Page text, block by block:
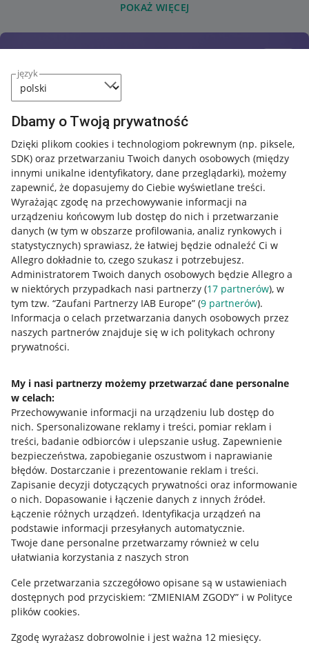
język
Dbamy o Twoją prywatność
Dzięki plikom cookies i technologiom pokrewnym (np. piksele,
SDK) oraz przetwarzaniu Twoich danych osobowych (między
innymi unikalne identyfikatory, dane przeglądarki), możemy
zapewnić, że dopasujemy do Ciebie wyświetlane treści.
Wyrażając zgodę na przechowywanie informacji na
urządzeniu końcowym lub dostęp do nich i przetwarzanie
danych (w tym w obszarze profilowania, analiz rynkowych i
statystycznych) sprawiasz, że łatwiej będzie odnaleźć Ci w
Allegro dokładnie to, czego szukasz i potrzebujesz.
Administratorem Twoich danych osobowych będzie Allegro a
w niektórych przypadkach nasi partnerzy (17 partnerów), w
tym tzw. “Zaufani Partnerzy IAB Europe” (9 partnerów).
Informacja o celach przetwarzania danych osobowych przez
naszych partnerów znajduje się w ich politykach ochrony
prywatności.
My i nasi partnerzy możemy przetwarzać dane personalne
w celach:
Przechowywanie informacji na urządzeniu lub dostęp do
nich. Spersonalizowane reklamy i treści, pomiar reklam i
treści, badanie odbiorców i ulepszanie usług. Zapewnienie
bezpieczeństwa, zapobieganie oszustwom i naprawianie
błędów. Dostarczanie i prezentowanie reklam i treści.
Zapisanie decyzji dotyczących prywatności oraz informowanie
o nich. Dopasowanie i łączenie danych z innych źródeł.
Łączenie różnych urządzeń. Identyfikacja urządzeń na
podstawie informacji przesyłanych automatycznie.
Twoje dane personalne przetwarzamy również w celu
ułatwiania korzystania z naszych stron
Cele przetwarzania szczegółowo opisane są w ustawieniach
dostępnych pod przyciskiem: “ZMIENIAM ZGODY” i w Polityce
plików cookies.
Zgodę wyrażasz dobrowolnie i jest ważna 12 miesięcy.
POKAŻ WIĘCEJ
Nawigacja
Przydatne informacje
Jak to działa
Allegro Gadane dla sprzedających
Allegro Gadane dla kupujących
Mapa miejscowości
Informacje prawne
Regulamin
Polityka plików "cookies"
Ustawienia plików "cookies"
Udostępnianie lokalizacji
Informacje dla Aktu o Usługach Cyfrowych
Pobierz aplikację